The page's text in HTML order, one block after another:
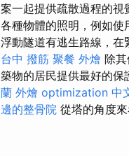
案一起提供疏散過程的視
各種物體的照明，例如使
浮動隧道有逃生路線，在
台中 撥筋 聚餐 外燴 除
築物的居民提供最好的保
蘭 外燴 optimization 中
邊的整骨院 從塔的角度